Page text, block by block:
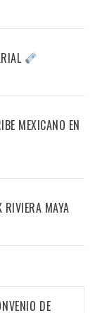
MEXICANO EN
MAYA
DE